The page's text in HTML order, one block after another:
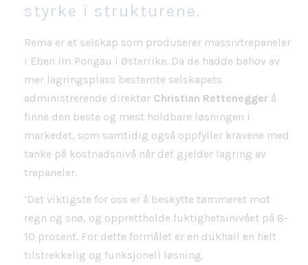
styrke i strukturene.
Rema er et selskap som produserer massivtrepaneler
i Eben im Pongau i Østerrike. Da de hadde behov av
mer lagringsplass bestemte selskapets
administrerende direktør Christian Rettenegger å
finne den beste og mest holdbare løsningen i
markedet, som samtidig også oppfyller kravene med
tanke på kostnadsnivå når det gjelder lagring av
trepaneler.
‘Det viktigste for oss er å beskytte tømmeret mot
regn og snø, og opprettholde fuktighetsinivået på 8-
10 prosent. For dette formålet er en dukhall en helt
tilstrekkelig og funksjonell løsning.